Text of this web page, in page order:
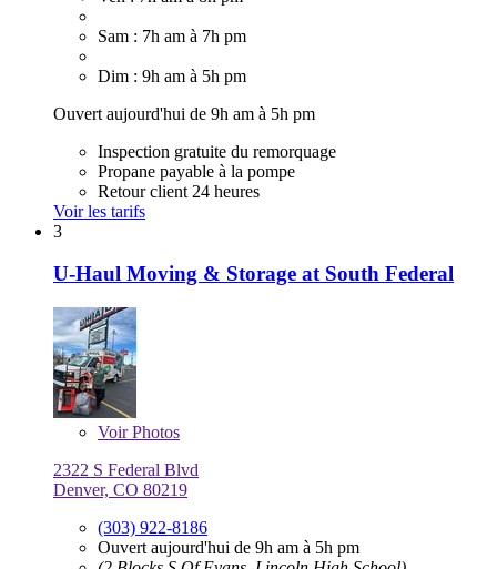
Sam : 7h am à 7h pm
Dim : 9h am à 5h pm
Ouvert aujourd'hui de 9h am à 5h pm
Inspection gratuite du remorquage
Propane payable à la pompe
Retour client 24 heures
Voir les tarifs
3
U-Haul Moving & Storage at South Federal
VoirPhotos
2322 S Federal Blvd
Denver, CO 80219
(303) 922-8186
Ouvert aujourd'hui de 9h am à 5h pm